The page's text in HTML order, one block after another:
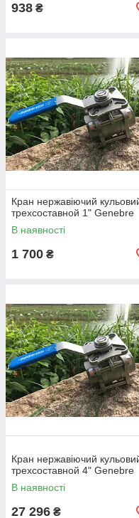
938 ₴
Кран нержавіючий
трехсоставной 1" Genebre
В наявності
1 700 ₴
Кран нержавіючий
трехсоставной 4" Genebre
В наявності
27 296 ₴